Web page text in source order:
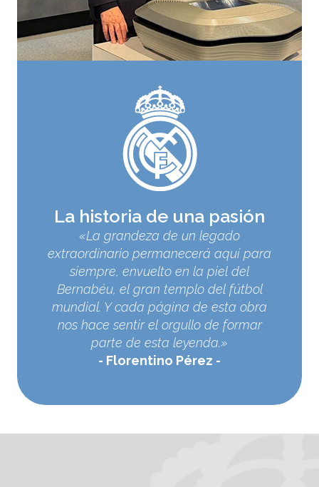
La historia de una pasión
«La grandeza de un legado
extraordinario permanecerá aquí para
siempre, envuelto en la piel del
Bernabéu, el gran templo del fútbol
mundial. Y cada página de esta obra
nos hace sentir el orgullo de formar
parte de esta leyenda.»
Florentino Pérez